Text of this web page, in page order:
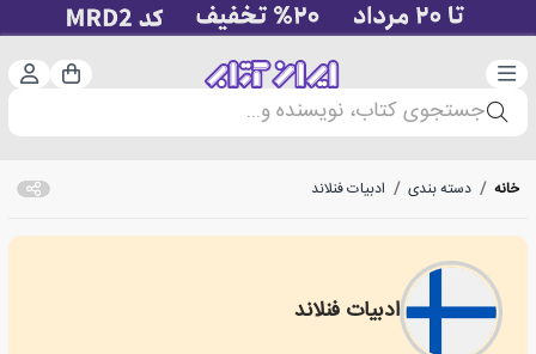
دسته‌بندی سبد
جستجوی کتاب، نویسنده و...
خانه / دسته بندی / ادبیات فنلاند
ادبیات فنلاند
Finland literature